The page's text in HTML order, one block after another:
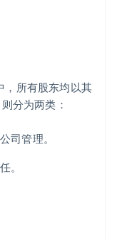
，所有股东均以其
分为两类：
司管理。
。